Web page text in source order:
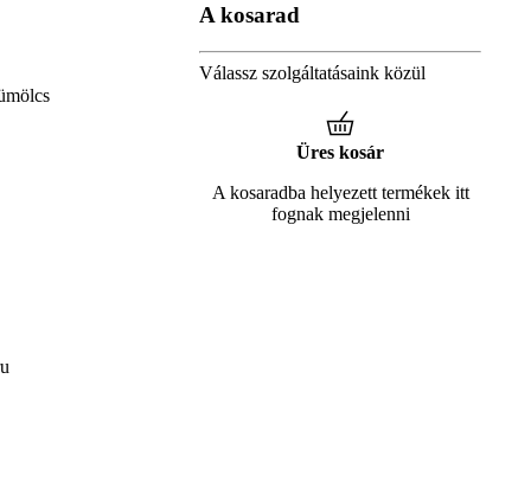
A kosarad
Válassz szolgáltatásaink közül
Üres kosár
A kosaradba helyezett termékek itt
fognak megjelenni